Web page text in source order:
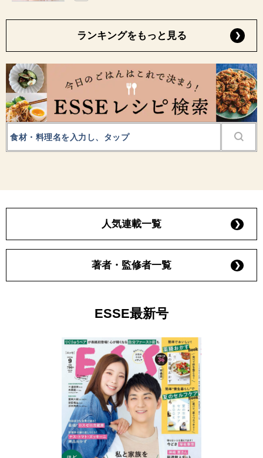
ランキングをもっと見る
人気連載一覧
著者・監修者一覧
ESSE最新号